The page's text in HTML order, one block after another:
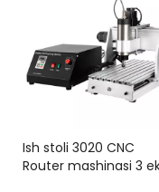
Ish stoli 3020 CNC
Router mashinasi 3